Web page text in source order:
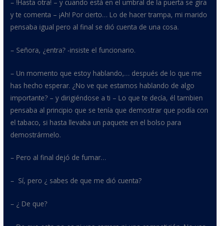
– !Hasta otra! – y cuando está en el umbral de la puerta se gira
y te comenta – ¡Ah! Por cierto… Lo de hacer trampa, mi marido
pensaba igual pero al final se dió cuenta de una cosa.
– Señora, ¿entra? -insiste el funcionario.
– Un momento que estoy hablando,… después de lo que me
has hecho esperar. ¿No ve que estamos hablando de algo
importante? – y dirigiéndose a ti – Lo que te decía, él tambien
pensaba al principio que se tenía que demostrar que podía con
el tabaco, si hasta llevaba un paquete en el bolso para
demostrármelo.
– Pero al final dejó de fumar…
– Sí, pero ¿ sabes de que me dió cuenta?
– ¿ De que?